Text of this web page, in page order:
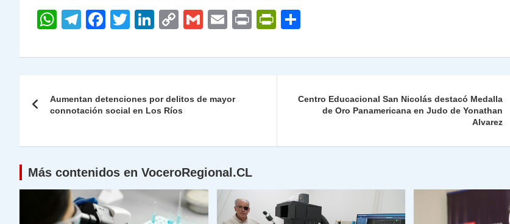
W
at
A
p
T
e
a
m
F
c
b
o
T
itt
Li
k
dI
n
C
p
Li
n
G
ai
E
ai
P
nt
P
nt m
ar
de
Aumentan detenciones por delitos de mayor
connotación social en Los Ríos
Centro Educacional San Nicolás destacó Medalla
de Oro Panamericana en Judo de Yonathan
Alvarez
Más contenidos en VoceroRegional.CL